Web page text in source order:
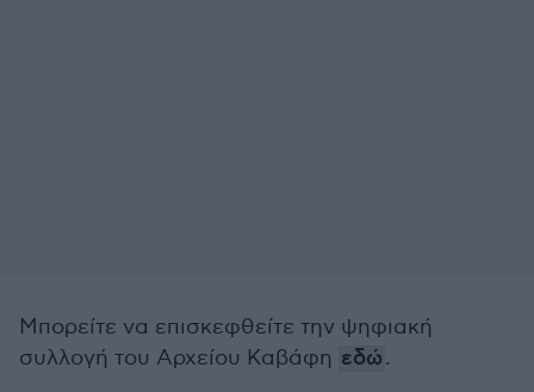
Μπορείτε να επισκεφθείτε την ψηφιακή
συλλογή του Αρχείου Καβάφη εδώ.